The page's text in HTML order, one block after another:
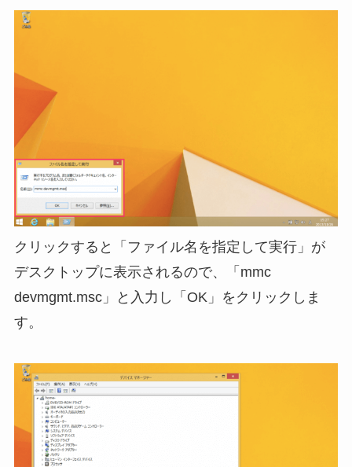
クリックすると「ファイル名を指定して実行」が
デスクトップに表示されるので、「mmc
devmgmt.msc」と入力し「OK」をクリックしま
す。